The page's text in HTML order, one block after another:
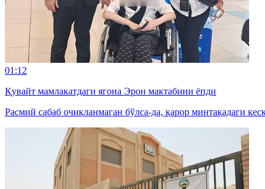
01:12
Қувайт мамлакатдаги ягона Эрон мактабини ёпди
Расмий сабаб очиқланмаган бўлса-да, қарор минтақадаги